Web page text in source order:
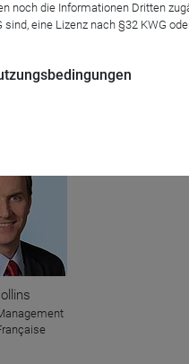
noch die Informationen Dritten
eine Lizenz nach §32 KWG